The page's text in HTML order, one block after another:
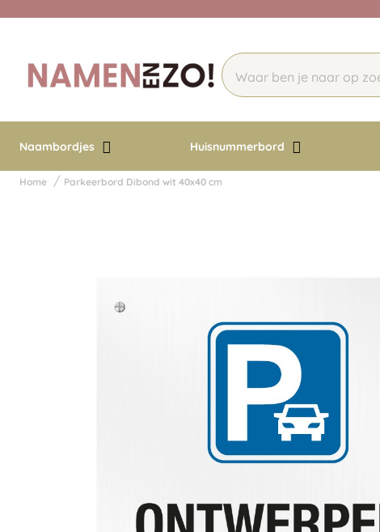
Naambordjes Huisnummerbord
Home Parkeerbord Dibond wit 40x40 cm